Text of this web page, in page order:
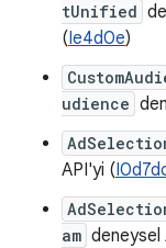
tUnified
(Ie4d0e)
udience
API'yi (
am deneysel